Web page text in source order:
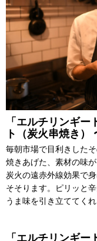
「エルチリンギ
ト（炭火串焼き）
毎朝市場で目利きした
焼きあげた、素材の味
炭火の遠赤外線効果で
そそります。ピリッと
うま味を引き立ててくれ
「エルチリンギ